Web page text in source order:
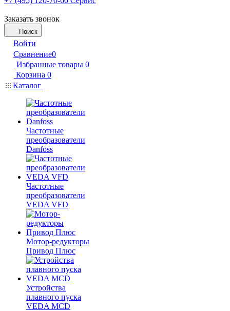
Заказать звонок
Поиск
Войти
Сравнение0
Избранные товары 0
Корзина 0
Каталог
Частотные
преобразователи
Danfoss
Частотные
преобразователи
VEDA VFD
Мотор-редукторы
Привод Плюс
Устройства
плавного пуска
VEDA MCD